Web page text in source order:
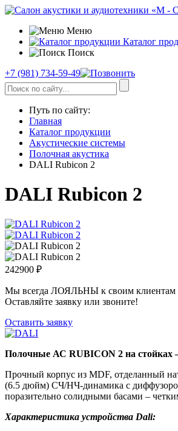
Меню
Каталог
Поиск
+7 (981) 734-59-49
Путь по сайту:
Главная
Каталог продукции
Акустические системы
Полочная акустика
DALI Rubicon 2
DALI Rubicon 2
242900 ₽
Мы всегда ЛОЯЛЬНЫ к своим клиентам
Оставляйте заявку или звоните!
Оставить заявку
Полочные АС RUBICON 2 на стойках
Прочный корпус из MDF, отделанный
(6.5 дюйм) СЧ/НЧ-динамика с
поразительно солидными басами –
Характеристика устройства Dali: